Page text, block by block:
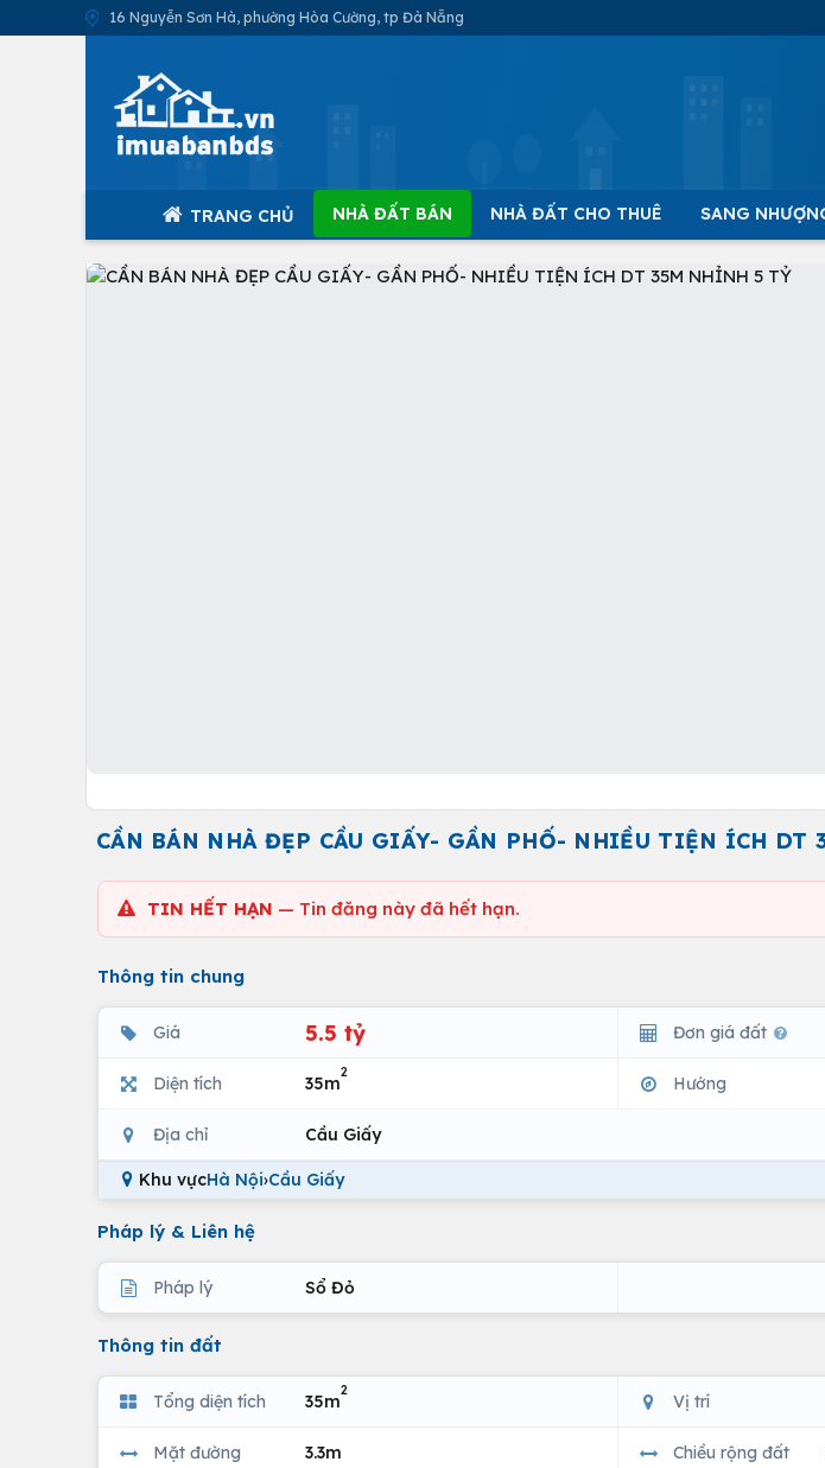
16 Nguyễn Sơn Hà, phường Hòa Cường, tp Đà Nẵng
TRANG CHỦ NHÀ ĐẤT BÁN NHÀ ĐẤT CHO THUÊ SANG
CẦN BÁN NHÀ ĐẸP CẦU GIẤY- GẦN PHỐ- NHIỀU TIỆN ÍCH DT
TIN HẾT HẠN — Tin đăng này đã hết hạn.
Thông tin chung
Giá 5.5 tỷ Đơn giá đất
Diện tích 35m
2
Hướng
Địa chỉ Cầu Giấy
Khu vựcHà Nội›Cầu Giấy
Pháp lý & Liên hệ
Pháp lý Sổ Đỏ
Thông tin đất
Tổng diện tích 35m
2
Vị trí
Mặt đường 3.3m Chiều rộng đất